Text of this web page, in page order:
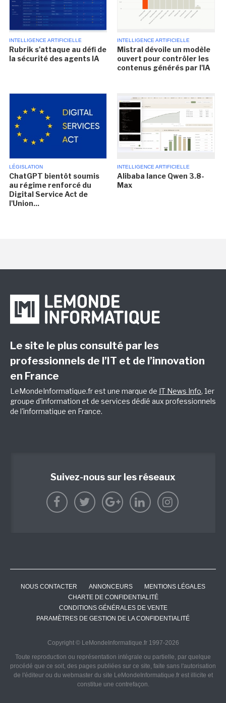
INTELLIGENCE ARTIFICIELLE
Rubrik s'attaque au défi de
la sécurité des agents IA
INTELLIGENCE ARTIFICIELLE
Mistral dévoile un modèle
ouvert pour contrôler les
contenus générés par l'IA
LÉGISLATION
ChatGPT bientôt soumis
au régime renforcé du
Digital Service Act de
l'Union...
INTELLIGENCE ARTIFICIELLE
Alibaba lance Qwen 3.8-
Max
Le site le plus consulté par les
professionnels de l’IT et de l’innovation
en France
LeMondeInformatique.fr est une marque de IT News Info, 1er
groupe d'information et de services dédié aux professionnels
de l'informatique en France.
Suivez-nous sur les réseaux
NOUS CONTACTER ANNONCEURS
MENTIONS LÉGALES
CHARTE DE CONFIDENTIALITÉ
CONDITIONS GÉNÉRALES DE VENTE
PARAMÈTRES DE GESTION DE LA CONFIDENTIALITÉ
Copyright © LeMondeInformatique.fr 1997-2026
Toute reproduction ou représentation intégrale ou partielle, par quelque
procédé que ce soit, des pages publiées sur ce site, faite sans l'autorisation
de l'éditeur ou du webmaster du site LeMondeInformatique.fr est illicite et
constitue une contrefaçon.